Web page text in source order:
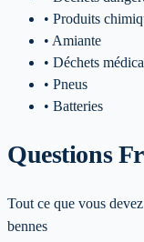
• Produits
• Amiante
• Déchets
• Pneus
• Batteries
Questions
Tout ce que vous
bennes